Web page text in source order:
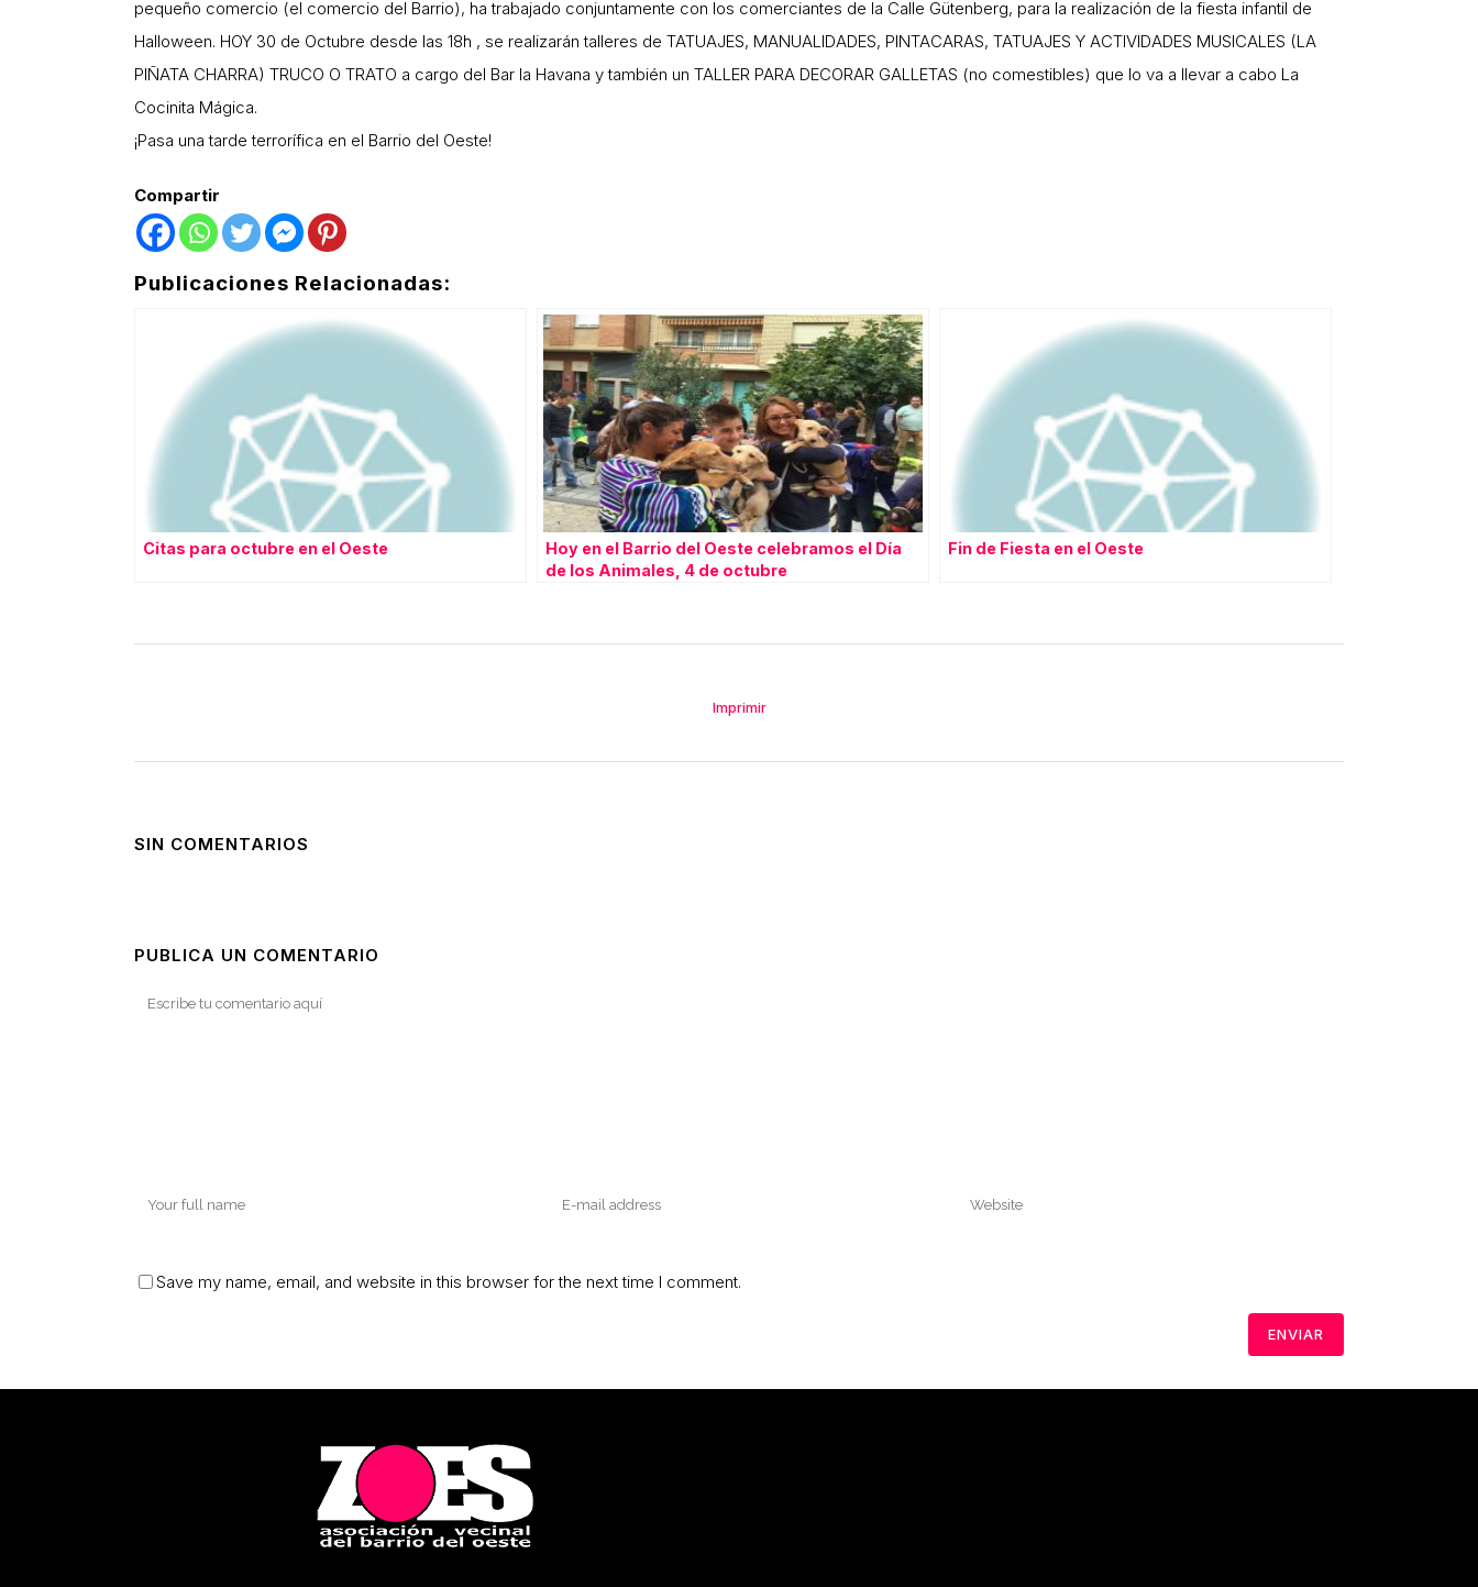
pequeño comercio (el comercio del Barrio), ha trabajado conjuntamente con los comerciantes de la Calle Gütenberg, para la realización de la fiesta infantil de
Halloween. HOY 30 de Octubre desde las 18h , se realizarán talleres de TATUAJES, MANUALIDADES, PINTACARAS, TATUAJES Y ACTIVIDADES MUSICALES (LA
PIÑATA CHARRA) TRUCO O TRATO a cargo del Bar la Havana y también un TALLER PARA DECORAR GALLETAS (no comestibles) que lo va a llevar a cabo La
Cocinita Mágica.
¡Pasa una tarde terrorífica en el Barrio del Oeste!
Compartir
Publicaciones Relacionadas:
Citas para octubre en el Oeste
Hoy en el Barrio del Oeste celebramos el Día
de los Animales, 4 de octubre
Fin de Fiesta en el Oeste
Imprimir
SIN COMENTARIOS
PUBLICA UN COMENTARIO
Save my name, email, and website in this browser for the next time I comment.